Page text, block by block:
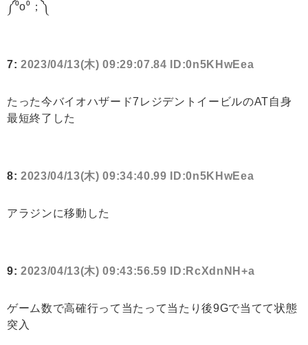
༼⁰o⁰；༽
7: 2023/04/13(木) 09:29:07.84 ID:0n5KHwEea
たった今バイオハザード7レジデントイービルのAT自身
最短終了した
8: 2023/04/13(木) 09:34:40.99 ID:0n5KHwEea
アラジンに移動した
9: 2023/04/13(木) 09:43:56.59 ID:RcXdnNH+a
ゲーム数で高確行って当たって当たり後9Gで当てて状態
突入